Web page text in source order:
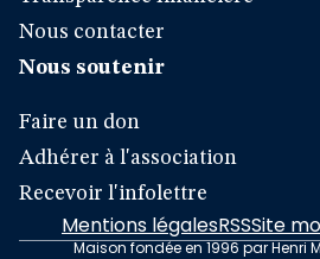
Nous contacter
Nous soutenir
Faire un don
Adhérer à l'association
Recevoir l'infolettre
Mentions légalesRSSSite
Maison fondée en 1996 par Henri